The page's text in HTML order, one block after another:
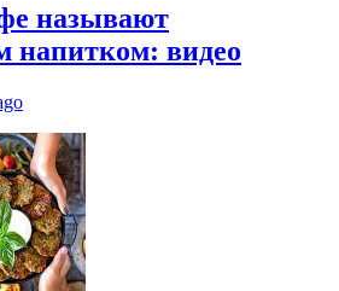
называют
напитком: видео